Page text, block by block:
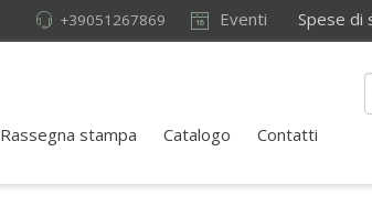
Eventi Spese di
+39051267869
Rassegna stampa Catalogo Contatti